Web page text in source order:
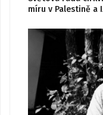
míru v Palestině a